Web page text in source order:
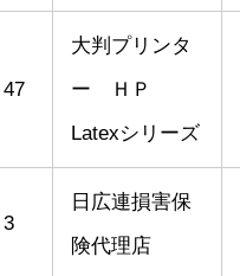
47
大判プリンタ
ー ＨＰ
Latexシリーズ
3
日広連損害保
険代理店